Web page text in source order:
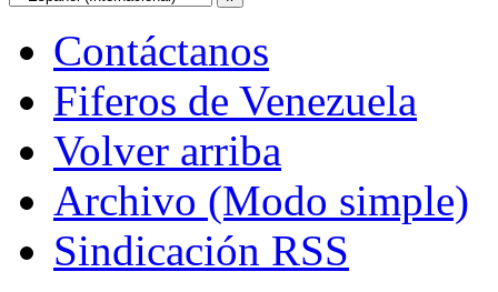
Contáctanos
Fiferos de Venezuela
Volver arriba
Archivo (Modo simple)
Sindicación RSS